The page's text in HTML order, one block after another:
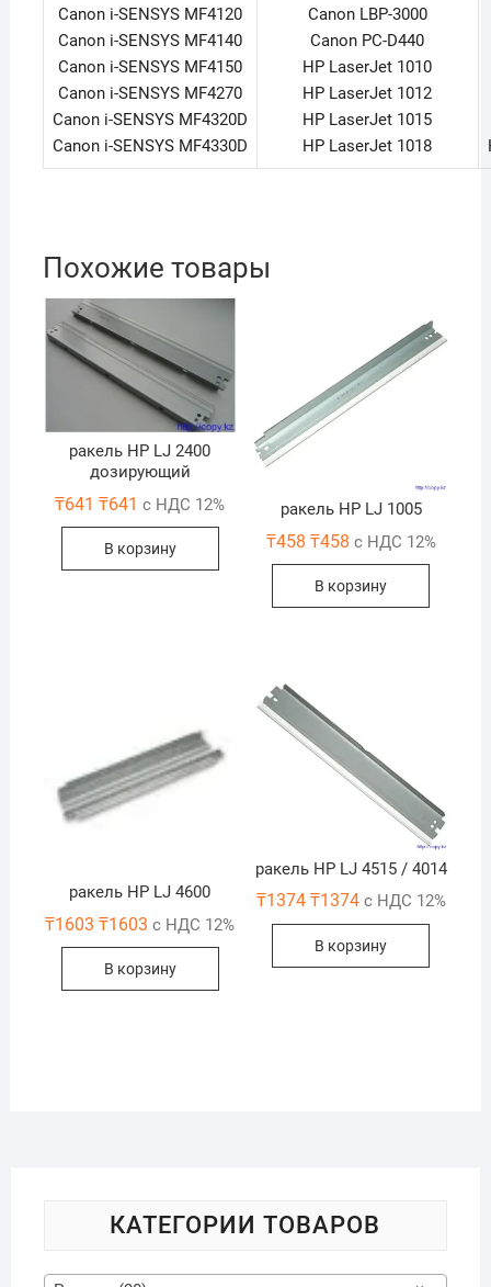
Canon i-SENSYS MF4120
Canon i-SENSYS MF4140
Canon i-SENSYS MF4150
Canon i-SENSYS MF4270
Canon i-SENSYS MF4320D
Canon i-SENSYS MF4330D
Canon LBP-3000
Canon PC-D440
HP LaserJet 1010
HP LaserJet 1012
HP LaserJet 1015
HP LaserJet 1018
Похожие товары
ракель HP LJ 2400
дозирующий
₸641 ₸641 с НДС 12%
В корзину
ракель HP LJ 1005
₸458 ₸458 с НДС 12%
В корзину
ракель HP LJ 4600
₸1603 ₸1603 с НДС 12%
В корзину
ракель HP LJ 4515 / 4014
₸1374 ₸1374с НДС 12%
В корзину
КАТЕГОРИИ ТОВАРОВ